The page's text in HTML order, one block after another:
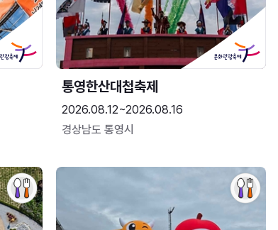
통영한산대첩축제
2026.08.12~2026.08.16
경상남도 통영시